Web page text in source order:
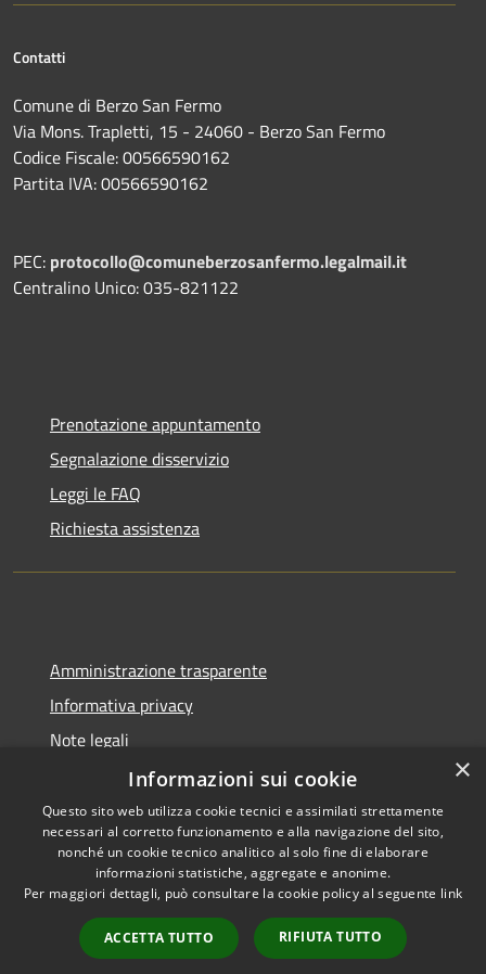
Contatti
Comune di Berzo San Fermo
Via Mons. Trapletti, 15 - 24060 - Berzo San Fermo
Codice Fiscale: 00566590162
Partita IVA: 00566590162
PEC: protocollo@comuneberzosanfermo.legalmail.it
Centralino Unico: 035-821122
Prenotazione appuntamento
Segnalazione disservizio
Leggi le FAQ
Richiesta assistenza
Amministrazione trasparente
Informativa privacy
Note legali
Dichiarazione di accessibilità
RSS
Accessibilità
Copyright © 2026 • Comune di
Municipium•
Accesso
redazione
×
Informazioni sui cookie
Questo sito web utilizza cookie tecnici e assimilati strettamente
necessari al corretto funzionamento e alla navigazione del sito,
nonché un cookie tecnico analitico al solo fine di elaborare
informazioni statistiche, aggregate e anonime.
Per maggiori dettagli, può consultare la cookie policy al seguente link
ACCETTA TUTTO RIFIUTA TUTTO